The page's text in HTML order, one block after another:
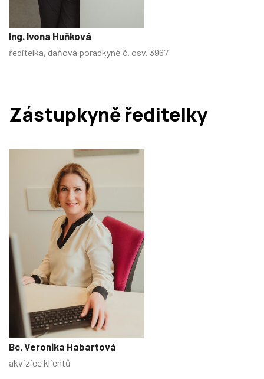
Ing. Ivona Huňková
ředitelka, daňová poradkyně č. osv. 3967
Zástupkyně ředitelky
Bc. Veronika Habartová
akvizice klientů